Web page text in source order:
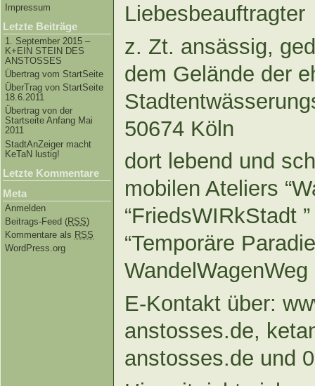
Impressum
Letzte Beiträge
1. September 2015 –
K+EIN STEIN DES
ANSTOSSES
Übertrag vom StartSeite
ÜberTrag von StartSeite
18.6.2011
Übertrag von der
Startseite Anfang Mai
2011
StadtAnZeiger macht
KeTaN lustig!
Letzte Kommentare
Meta
Anmelden
Beitrags-Feed (RSS)
Kommentare als RSS
WordPress.org
Liebesbeauftragter
z. Zt. ansässig,
dem Gelände der
50674 Köln
dort lebend und
mobilen Ateliers
“FriedsWIRkStadt
“Temporäre
WandelWagenWeg
E-Kontakt über:
anstosses.de,
anstosses.de und